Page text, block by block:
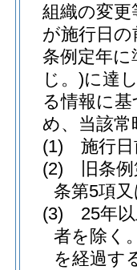
組織の変
が施行日
条例定年
じ。)に達
る情報に
め、当該
(1)
施行
(2)
旧条
条第5項
(3)
25年
者を除く
を経過す